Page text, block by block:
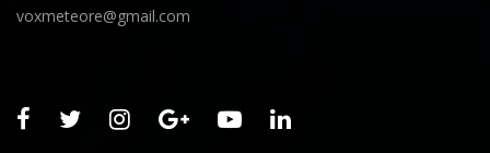
voxmeteore@gmail.com